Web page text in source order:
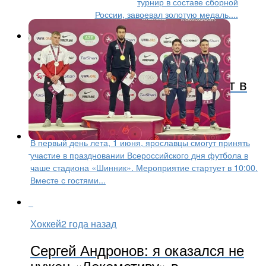
России, завоевал золотую медаль....
Другие виды2 года назад
Известные игроки поучаствуют в
футбольном празднике в
Ярославле
В первый день лета, 1 июня, ярославцы смогут принять
участие в праздновании Всероссийского дня футбола в
чаше стадиона «Шинник». Мероприятие стартует в 10:00.
Вместе с гостями...
Хоккей2 года назад
Сергей Андронов: я оказался не